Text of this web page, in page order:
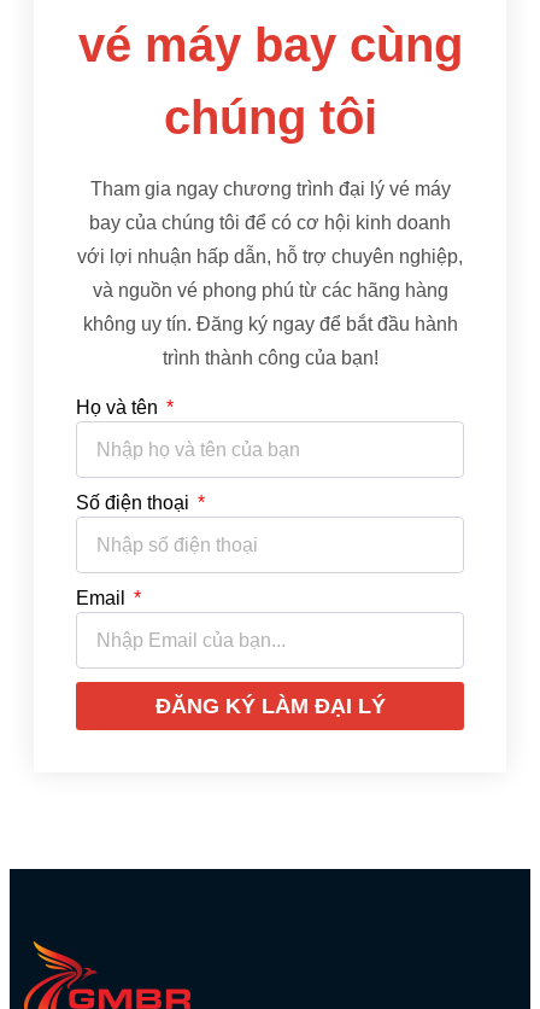
vé máy bay cùng
chúng tôi
Tham gia ngay chương trình đại lý vé máy
bay của chúng tôi để có cơ hội kinh doanh
với lợi nhuận hấp dẫn, hỗ trợ chuyên nghiệp,
và nguồn vé phong phú từ các hãng hàng
không uy tín. Đăng ký ngay để bắt đầu hành
trình thành công của bạn!
Họ và tên
Số điện thoại
Email
ĐĂNG KÝ LÀM ĐẠI LÝ